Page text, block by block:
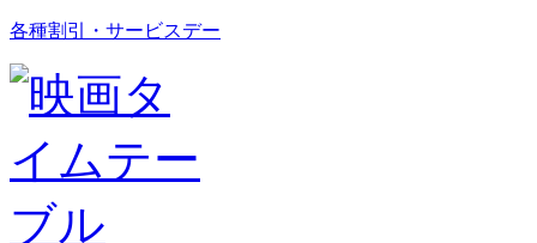
各種割引・サービスデー